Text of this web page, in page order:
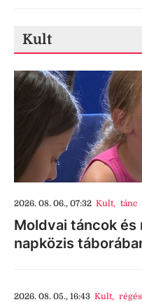
Kult
2026. 08. 06., 07:32 Kult, tánc
Moldvai táncok és
napközis
2026. 08. 05., 16:43 Kult,